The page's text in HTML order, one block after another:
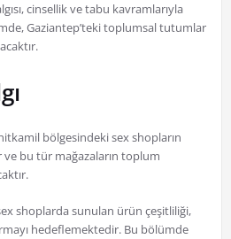
cinsellik ve tabu kavramlarıyla
Gaziantep’teki toplumsal tutumlar
bölgesindeki sex shopların
bu tür mağazaların toplum
shoplarda sunulan ürün çeşitliliği,
hedeflemektedir. Bu bölümde